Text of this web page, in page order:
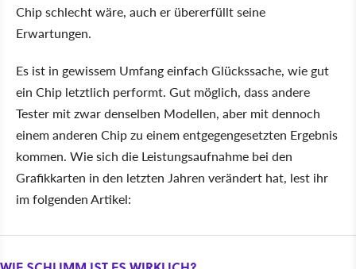
Chip schlecht wäre, auch er übererfüllt seine
Erwartungen.
Es ist in gewissem Umfang einfach Glückssache, wie gut
ein Chip letztlich performt. Gut möglich, dass andere
Tester mit zwar denselben Modellen, aber mit dennoch
einem anderen Chip zu einem entgegengesetzten Ergebnis
kommen. Wie sich die Leistungsaufnahme bei den
Grafikkarten in den letzten Jahren verändert hat, lest ihr
im folgenden Artikel: